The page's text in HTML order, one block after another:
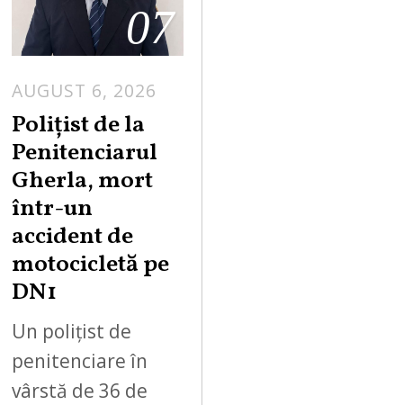
07
AUGUST 6, 2026
Polițist de la
Penitenciarul
Gherla, mort
într-un
accident de
motocicletă pe
DN1
Un polițist de
penitenciare în
vârstă de 36 de